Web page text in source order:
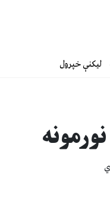
لیکنې خپرول